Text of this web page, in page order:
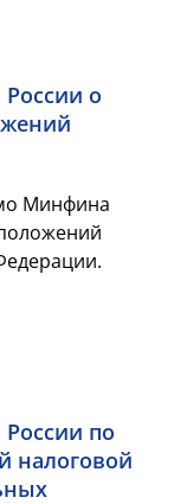
о
Минфина
по
налоговой